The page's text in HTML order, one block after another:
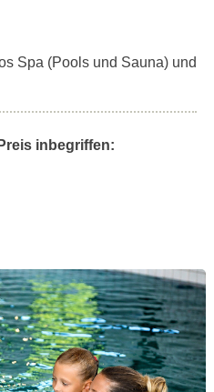
Spa (Pools und Sauna) und
inbegriffen: